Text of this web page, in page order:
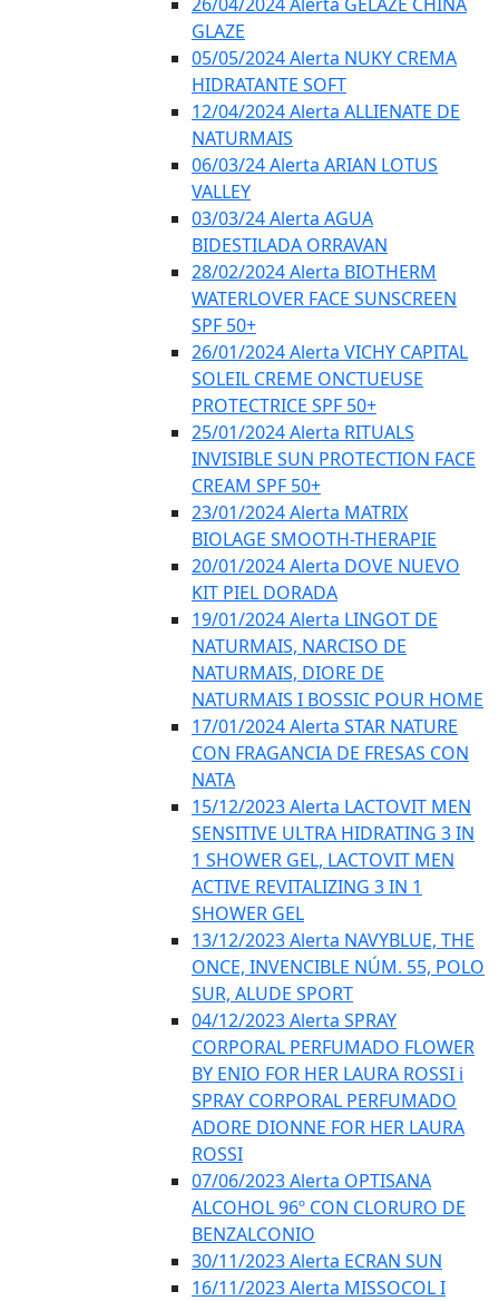
GLAZE
05/05/2024 Alerta NUKY CREMA
HIDRATANTE SOFT
12/04/2024 Alerta ALLIENATE DE
NATURMAIS
06/03/24 Alerta ARIAN LOTUS
VALLEY
03/03/24 Alerta AGUA
BIDESTILADA ORRAVAN
28/02/2024 Alerta BIOTHERM
WATERLOVER FACE SUNSCREEN
SPF 50+
26/01/2024 Alerta VICHY CAPITAL
SOLEIL CREME ONCTUEUSE
PROTECTRICE SPF 50+
25/01/2024 Alerta RITUALS
INVISIBLE SUN PROTECTION FACE
CREAM SPF 50+
23/01/2024 Alerta MATRIX
BIOLAGE SMOOTH-THERAPIE
20/01/2024 Alerta DOVE NUEVO
KIT PIEL DORADA
19/01/2024 Alerta LINGOT DE
NATURMAIS, NARCISO DE
NATURMAIS, DIORE DE
NATURMAIS I BOSSIC POUR HOME
17/01/2024 Alerta STAR NATURE
CON FRAGANCIA DE FRESAS CON
NATA
15/12/2023 Alerta LACTOVIT MEN
SENSITIVE ULTRA HIDRATING 3 IN
1 SHOWER GEL, LACTOVIT MEN
ACTIVE REVITALIZING 3 IN 1
SHOWER GEL
13/12/2023 Alerta NAVYBLUE, THE
ONCE, INVENCIBLE NÚM. 55, POLO
SUR, ALUDE SPORT
04/12/2023 Alerta SPRAY
CORPORAL PERFUMADO FLOWER
BY ENIO FOR HER LAURA ROSSI i
SPRAY CORPORAL PERFUMADO
ADORE DIONNE FOR HER LAURA
ROSSI
07/06/2023 Alerta OPTISANA
ALCOHOL 96º CON CLORURO DE
BENZALCONIO
30/11/2023 Alerta ECRAN SUN
16/11/2023 Alerta MISSOCOL I